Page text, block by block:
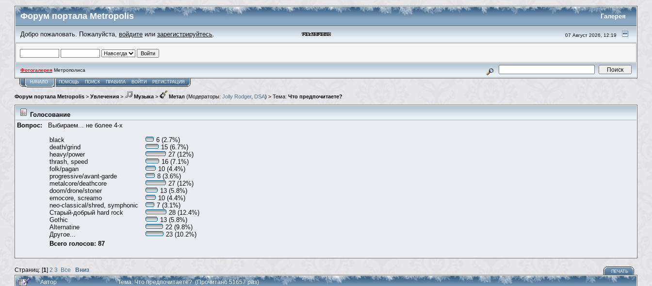
Форум портала Metropolis Галерея
Добро пожаловать. Пожалуйста, войдите или зарегистрируйтесь. 07 Август 2026, 12:19
Фотогалерея Метрополиса
НАЧАЛО ПОМОЩЬ ПОИСК ПРАВИЛА ВОЙТИ РЕГИСТРАЦИЯ
Форум портала Metropolis > Увлечения > Музыка > Метал (Модераторы: Jolly Rodger, DSA) > Тема: Что предпочитаете?
Голосование
Вопрос:
Выбираем... не более 4-х
black
6 (2.7%)
death/grind
15 (6.7%)
heavy/power
27 (12%)
thrash, speed
16 (7.1%)
folk/pagan
10 (4.4%)
progressive/avant-garde
8 (3.6%)
metalcore/deathcore
27 (12%)
doom/drone/stoner
13 (5.8%)
emocore, screamo
10 (4.4%)
neo-classical/shred, symphonic
7 (3.1%)
Старый-добрый hard rock
28 (12.4%)
Gothic
13 (5.8%)
Alternatine
22 (9.8%)
Другое...
23 (10.2%)
Всего голосов: 87
Страниц: [1] 2 3 Все Вниз ПЕЧАТЬ
Автор Тема: Что предпочитаете? (Прочитано 51657 раз)